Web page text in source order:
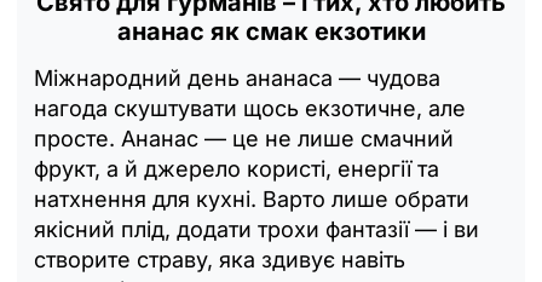
ананас як смак екзотики
Міжнародний день ананаса — чудова
нагода скуштувати щось екзотичне, але
просте. Ананас — це не лише смачний
фрукт, а й джерело користі, енергії та
натхнення для кухні. Варто лише обрати
якісний плід, додати трохи фантазії — і ви
створите страву, яка здивує навіть